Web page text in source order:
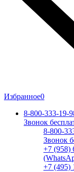
Избранное0
8-800-333-19-
Звонок
8-800-
Звонок
+7 (958)
+7 (495)